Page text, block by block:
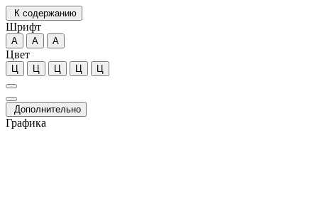
К содержанию
Шрифт
А А А
Цвет
Ц Ц Ц Ц Ц
Дополнительно
Графика